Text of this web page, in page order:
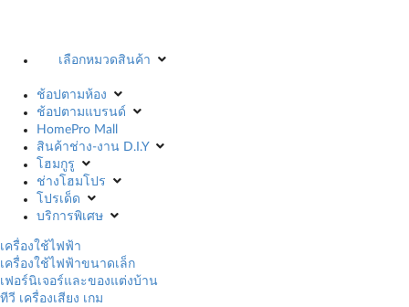
เลือกหมวดสินค้า
ช้อปตามห้อง
ช้อปตามแบรนด์
HomePro Mall
สินค้าช่าง-งาน D.I.Y
โฮมกูรู
ช่างโฮมโปร
โปรเด็ด
บริการพิเศษ
เครื่องใช้ไฟฟ้า
เครื่องใช้ไฟฟ้าขนาดเล็ก
เฟอร์นิเจอร์และของแต่งบ้าน
ทีวี เครื่องเสียง เกม